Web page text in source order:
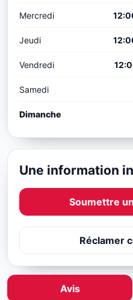
Mercredi
Jeudi
Vendredi
Samedi
Dimanche
Une information
Soumettre
Réclamer
Avis